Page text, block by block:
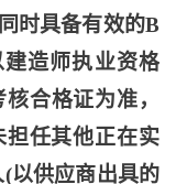
时具备有效的B
造师执业资格
合格证为准，
任其他正在实
以供应商出具的